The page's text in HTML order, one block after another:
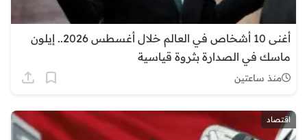
أغنى 10 أشخاص في العالم خلال أغسطس 2026.. إيلون
ماسك في الصدارة بثروة قياسية
منذ ساعتين
اقتصاد